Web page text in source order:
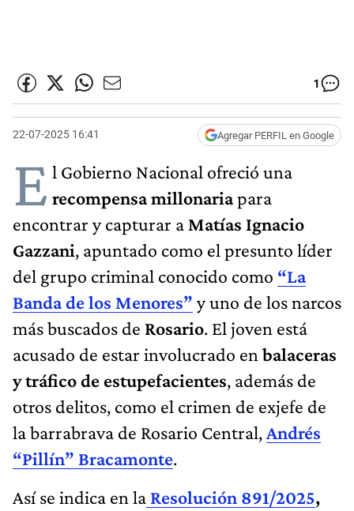
1
22-07-2025 16:41 Agregar PERFIL en Google
E l Gobierno Nacional ofreció una
recompensa millonariapara
encontrar y capturar a Matías Ignacio
Gazzani, apuntado como el presunto líder
del grupo criminal conocido como “La
Banda de los Menores” y uno de los narcos
más buscados de Rosario. El joven está
acusado de estar involucrado en balaceras
y tráfico de estupefacientes, además de
otros delitos, como el crimen de exjefe de
la barrabrava de Rosario Central,Andrés
“Pillín” Bracamonte.
Así se indica en la Resolución 891/2025,